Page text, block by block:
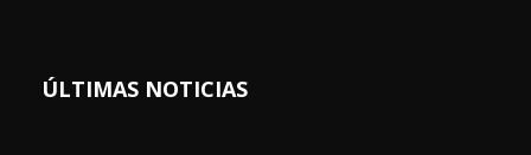
ÚLTIMAS NOTICIAS